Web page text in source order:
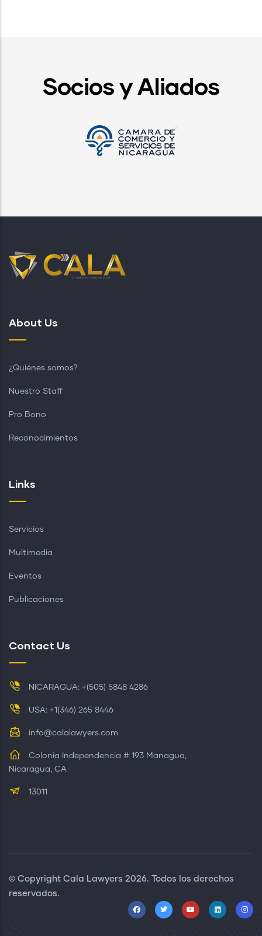
Socios y Aliados
About Us
¿Quiénes somos?
Nuestro Staff
Pro Bono
Reconocimientos
Links
Servicios
Multimedia
Eventos
Publicaciones
Contact Us
NICARAGUA: +(505) 5848 4286
USA: +1(346) 265 8446
info@calalawyers.com
Colonia Independencia # 193 Managua,
Nicaragua, CA
13011
© Copyright Cala Lawyers 2026. Todos los derechos
reservados.